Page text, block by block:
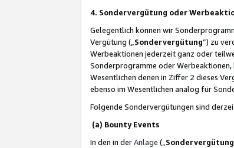
4. Sondervergütung oder
Gelegentlich können wir
Vergütung („ Sondervergütung”) zu
Werbeaktionen jederzeit ganz oder
Sonderprogramme oder
Wesentlichen denen in Ziffer 2 dieses
ebenso im Wesentlichen analog für
Folgende Sondervergütungen sind
(a) Bounty Events
In den in derAnlage („ Sondervergütung